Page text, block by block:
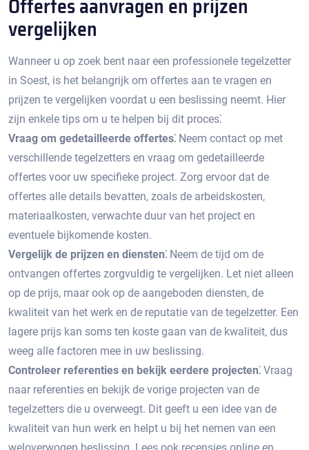
Offertes aanvragen en prijzen
vergelijken
Wanneer u op zoek bent naar een professionele tegelzetter
in Soest, is het belangrijk om offertes aan te vragen en
prijzen te vergelijken voordat u een beslissing neemt.​ Hier
zijn enkele tips om u te helpen bij dit proces⁚
Vraag om gedetailleerde offertes⁚ Neem contact op met
verschillende tegelzetters en vraag om gedetailleerde
offertes voor uw specifieke project.​ Zorg ervoor dat de
offertes alle details bevatten, zoals de arbeidskosten,
materiaalkosten, verwachte duur van het project en
eventuele bijkomende kosten.
Vergelijk de prijzen en diensten⁚ Neem de tijd om de
ontvangen offertes zorgvuldig te vergelijken.​ Let niet alleen
op de prijs, maar ook op de aangeboden diensten, de
kwaliteit van het werk en de reputatie van de tegelzetter. Een
lagere prijs kan soms ten koste gaan van de kwaliteit, dus
weeg alle factoren mee in uw beslissing.​
Controleer referenties en bekijk eerdere projecten⁚ Vraag
naar referenties en bekijk de vorige projecten van de
tegelzetters die u overweegt.​ Dit geeft u een idee van de
kwaliteit van hun werk en helpt u bij het nemen van een